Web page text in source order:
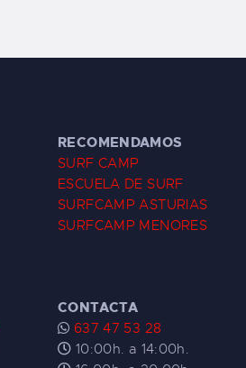
RECOMENDAMOS
SURF CAMP
ESCUELA DE SURF
SURFCAMP ASTURIAS
SURFCAMP MENORES
CONTACTA
637 47 53 28
10:00h. a 14:00h.